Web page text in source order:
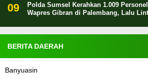
Polda Sumsel Kerahkan 1.009
Wapres Gibran di Palembang, Lalu
BERITA DAERAH
Banyuasin